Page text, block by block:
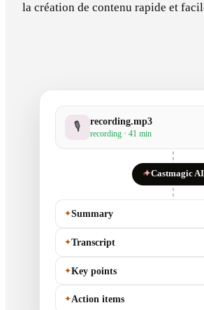
la création de contenu rapide et
🎙 recording.mp3
recording · 41 min
✦Castmagic AI
✦Summary
✦Transcript
✦Key points
✦Action items